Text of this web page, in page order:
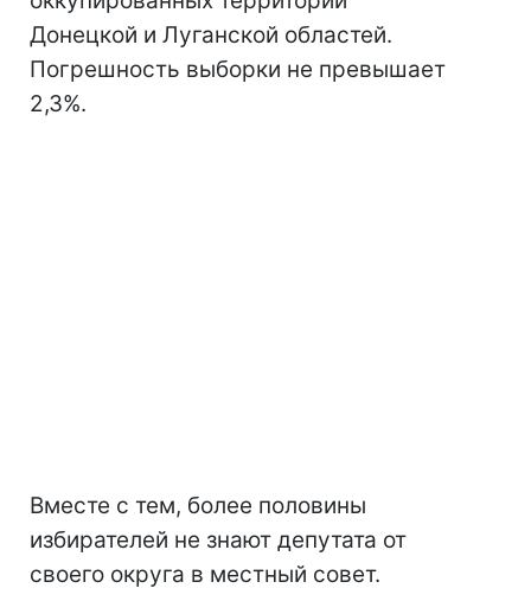
Донецкой и Луганской областей.
Погрешность выборки не превышает
2,3%.
Вместе с тем, более половины
избирателей не знают депутата от
своего округа в местный совет.